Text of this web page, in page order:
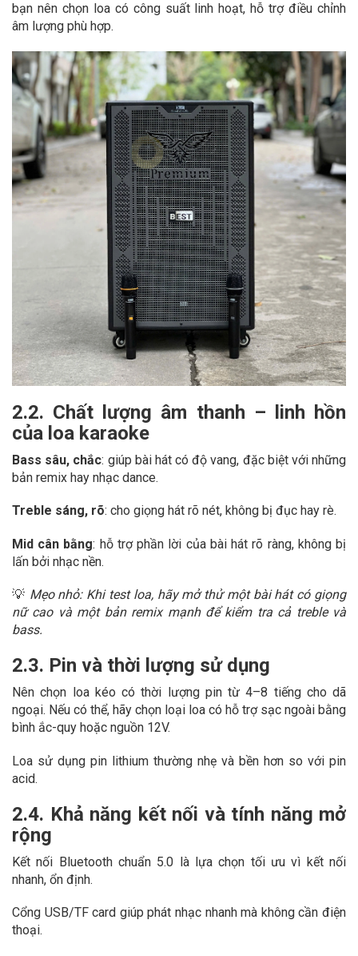
bạn nên chọn loa có công suất linh hoạt, hỗ trợ điều chỉnh
âm lượng phù hợp.
2.2. Chất lượng âm thanh – linh hồn
của loa karaoke
Bass sâu, chắc: giúp bài hát có độ vang, đặc biệt với những
bản remix hay nhạc dance.
Treble sáng, rõ: cho giọng hát rõ nét, không bị đục hay rè.
Mid cân bằng: hỗ trợ phần lời của bài hát rõ ràng, không bị
lấn bởi nhạc nền.
💡 Mẹo nhỏ: Khi test loa, hãy mở thử một bài hát có giọng
nữ cao và một bản remix mạnh để kiểm tra cả treble và
bass.
2.3. Pin và thời lượng sử dụng
Nên chọn loa kéo có thời lượng pin từ 4–8 tiếng cho dã
ngoại. Nếu có thể, hãy chọn loại loa có hỗ trợ sạc ngoài bằng
bình ắc-quy hoặc nguồn 12V.
Loa sử dụng pin lithium thường nhẹ và bền hơn so với pin
acid.
2.4. Khả năng kết nối và tính năng mở
rộng
Kết nối Bluetooth chuẩn 5.0 là lựa chọn tối ưu vì kết nối
nhanh, ổn định.
Cổng USB/TF card giúp phát nhạc nhanh mà không cần điện
thoại.